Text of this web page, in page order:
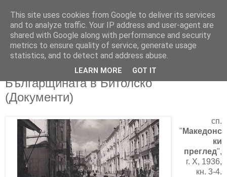
Българщината в Битолско
(Документи)
сп.
" Македонс
ки
преглед",
г. X, 1936,
кн. 3-4.
This site uses cookies from Google to deliver its services
and to analyze traffic. Your IP address and user-agent are
shared with Google along with performance and security
metrics to ensure quality of service, generate usage
statistics, and to detect and address abuse.
LEARN MORE GOT IT